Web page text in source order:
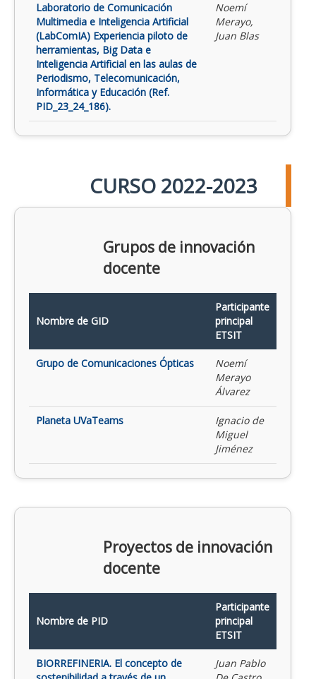
Laboratorio de Comunicación
Multimedia e Inteligencia Artificial
(LabComIA) Experiencia piloto de
herramientas, Big Data e
Inteligencia Artificial en las aulas de
Periodismo, Telecomunicación,
Informática y Educación (Ref.
PID_23_24_186).
Noemí
Merayo,
Juan Blas
CURSO 2022-2023
Grupos de innovación
docente
Nombre de GID
Participante
principal
ETSIT
Grupo de Comunicaciones Ópticas
Noemí
Merayo
Álvarez
Planeta UVaTeams
Ignacio de
Miguel
Jiménez
Proyectos de innovación
docente
Nombre de PID
Participante
principal
ETSIT
BIORREFINERIA. El concepto de
Juan Pablo